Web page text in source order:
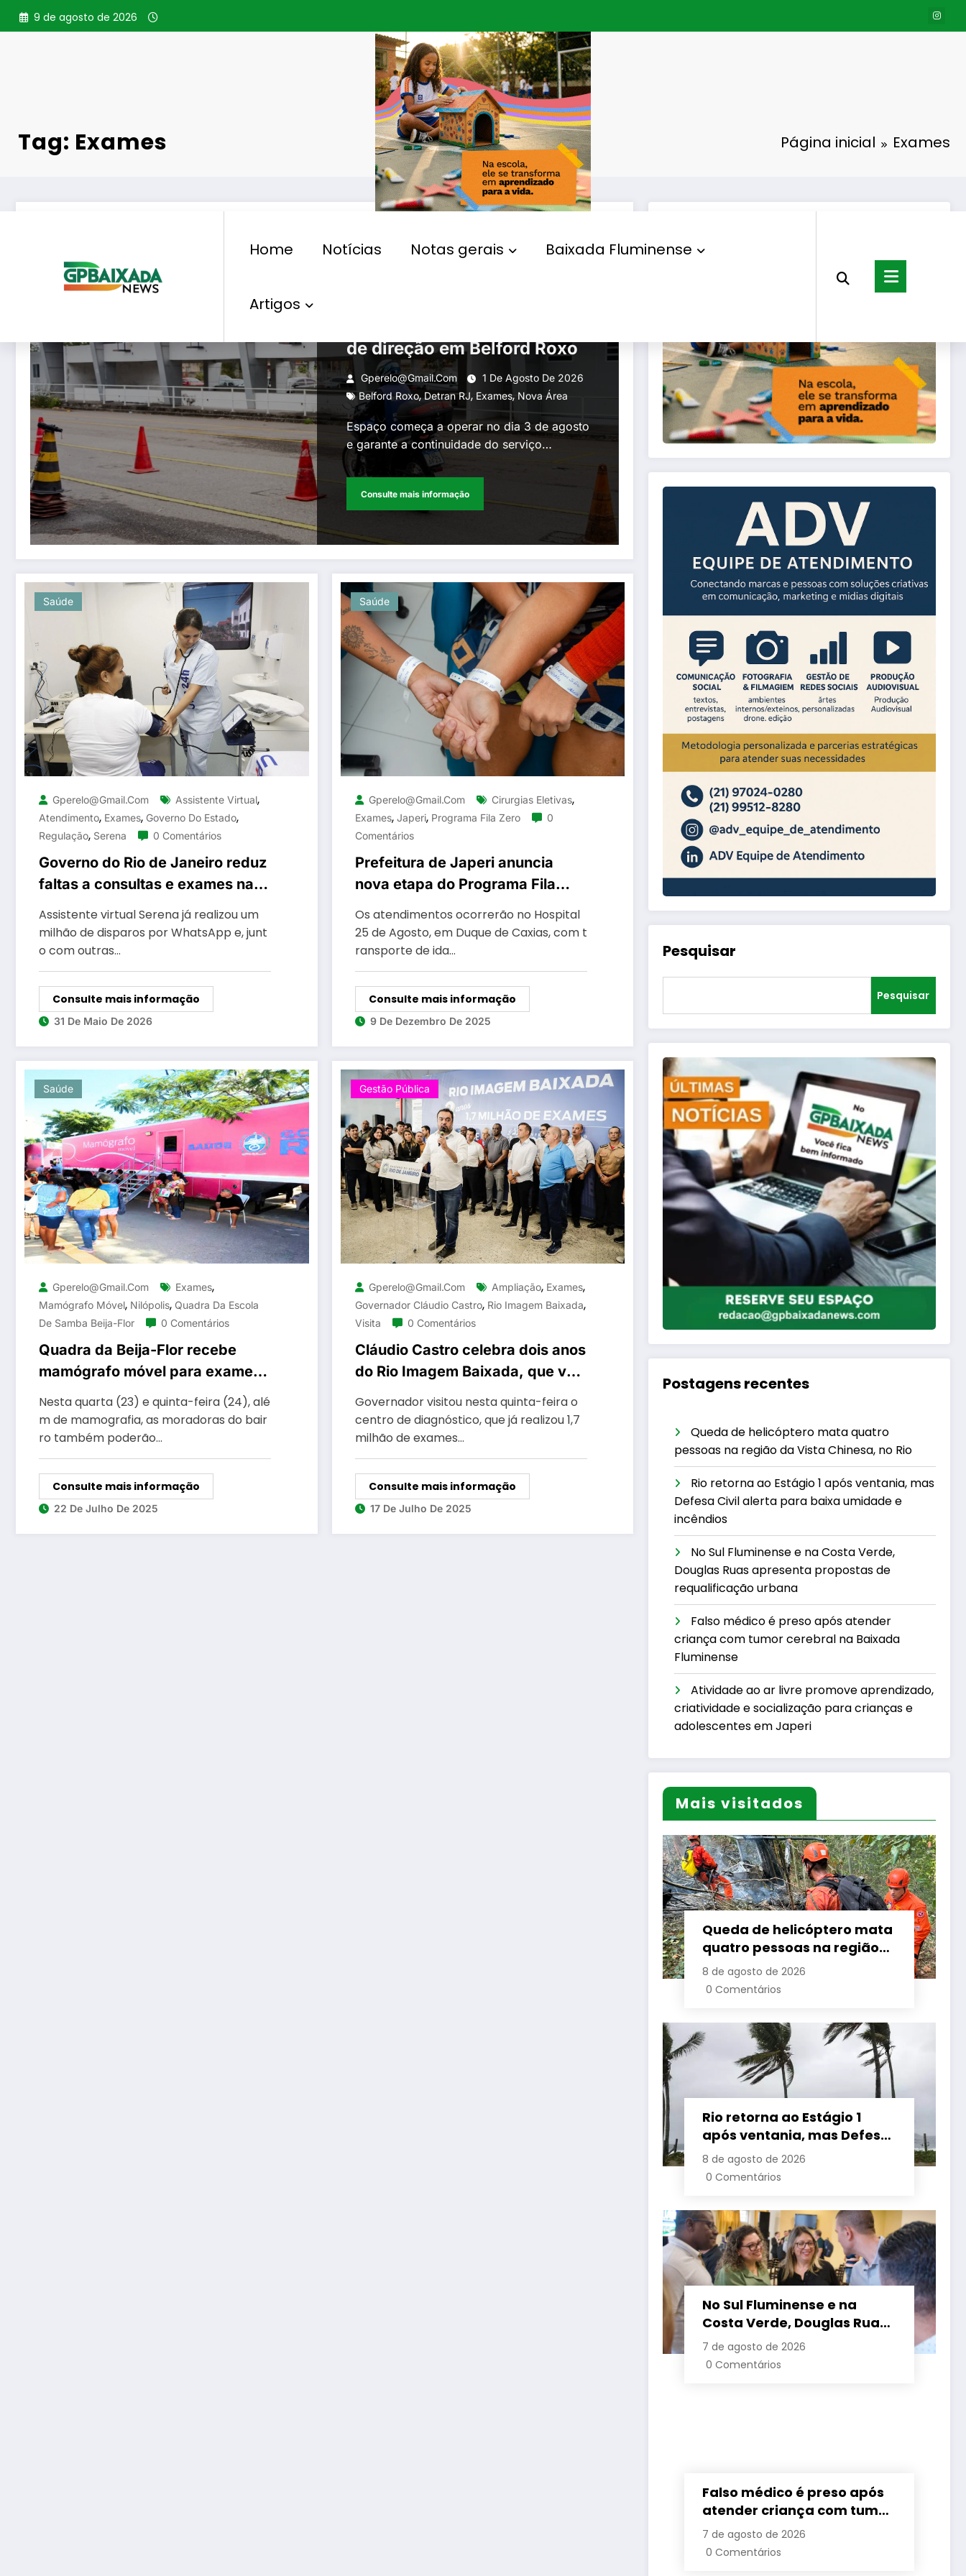
Pular
para
9 de agosto de 2026
Home Notícias Notas gerais Baixada Fluminense
Artigos
Tag: Exames Página inicial Exames
de direção em Belford Roxo
Gperelo@gmail.com
1 De Agosto De 2026
Belford Roxo,Detran RJ, Exames, Nova Área
Espaço começa a operar no dia 3 de agosto
e garante a continuidade do serviço…
Consulte mais informação
Saúde
Gperelo@gmail.com Assistente Virtual,
Atendimento, Exames, Governo Do Estado,
Regulação, Serena 0 Comentários
Governo do Rio de Janeiro reduz
faltas a consultas e exames na
rede estadual de saúde com o
uso da tecnologia
Assistente virtual Serena já realizou um
milhão de disparos por WhatsApp e, junt
o com outras…
Consulte mais informação
31 De Maio De 2026
Saúde
Gperelo@gmail.com Cirurgias Eletivas,
Exames, Japeri, Programa Fila Zero
0
Comentários
Prefeitura de Japeri anuncia
nova etapa do Programa Fila
Zero para exames e cirurgias
eletivas
Os atendimentos ocorrerão no Hospital
25 de Agosto, em Duque de Caxias, com t
ransporte de ida…
Consulte mais informação
9 De Dezembro De 2025
Saúde
Gperelo@gmail.com Exames,
Mamógrafo Móvel, Nilópolis, Quadra Da Escola
De Samba Beija-Flor
0 Comentários
Quadra da Beija-Flor recebe
mamógrafo móvel para exames
Nesta quarta (23) e quinta-feira (24), alé
m de mamografia, as moradoras do bair
ro também poderão…
Consulte mais informação
22 De Julho De 2025
Gestão Pública
Gperelo@gmail.com Ampliação, Exames,
Governador Cláudio Castro, Rio Imagem Baixada,
Visita 0 Comentários
Cláudio Castro celebra dois anos
do Rio Imagem Baixada, que vai
ampliar atendimentos com novo
equipamento de ressonância
Governador visitou nesta quinta-feira o
centro de diagnóstico, que já realizou 1,7
milhão de exames…
Consulte mais informação
17 De Julho De 2025
Pesquisar
Pesquisar
Postagens recentes
Queda de helicóptero mata quatro
pessoas na região da Vista Chinesa, no Rio
Rio retorna ao Estágio 1 após ventania, mas
Defesa Civil alerta para baixa umidade e
incêndios
No Sul Fluminense e na Costa Verde,
Douglas Ruas apresenta propostas de
requalificação urbana
Falso médico é preso após atender
criança com tumor cerebral na Baixada
Fluminense
Atividade ao ar livre promove aprendizado,
criatividade e socialização para crianças e
adolescentes em Japeri
Mais visitados
Queda de helicóptero mata
quatro pessoas na região
da Vista Chinesa, no Rio
8 de agosto de 2026
0 Comentários
Rio retorna ao Estágio 1
após ventania, mas Defesa
Civil alerta para baixa
umidade e incêndios
8 de agosto de 2026
0 Comentários
No Sul Fluminense e na
Costa Verde, Douglas Ruas
apresenta propostas de
requalificação urbana
7 de agosto de 2026
0 Comentários
Falso médico é preso após
atender criança com tumor
cerebral na Baixada
Fluminense
7 de agosto de 2026
0 Comentários